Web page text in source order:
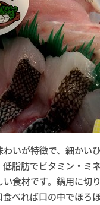
いが特徴で、細かい
脂肪でビタミン・ミ
食材です。鍋用に切
べれば口の中でほろ